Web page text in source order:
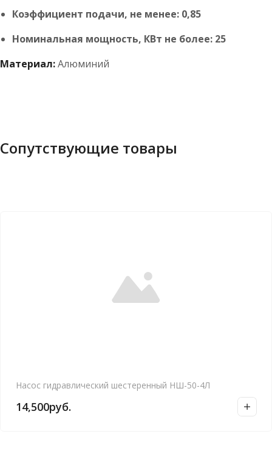
Коэффициент подачи, не менее: 0,85
Номинальная мощность, КВт не более: 25
Материал:Алюминий
Сопутствующие товары
Насос гидравлический шестеренный НШ-50-4Л
14,500руб.